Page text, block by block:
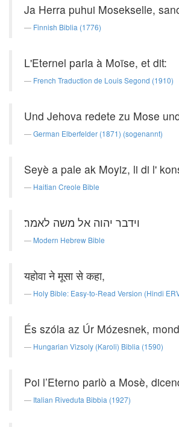
Ja Herra puhui Mosekselle,
Finnish Biblia (1776)
L'Eternel parla à Moïse, et dit:
French Traduction de Louis Segond (1910)
Und Jehova redete zu Mose
German Elberfelder (1871) (sogenannt)
Seyè a pale ak Moyiz, li di l'
Haitian Creole Bible
וידבר יהוה אל משה לאמר׃
Modern Hebrew Bible
यहोवा ने मूसा से कहा,
Holy Bible: Easy-to-Read Version (Hindi
És szóla az Úr Mózesnek,
Hungarian Vizsoly (Karoli) Biblia (1590)
Poi l’Eterno parlò a Mosè,
Italian Riveduta Bibbia (1927)